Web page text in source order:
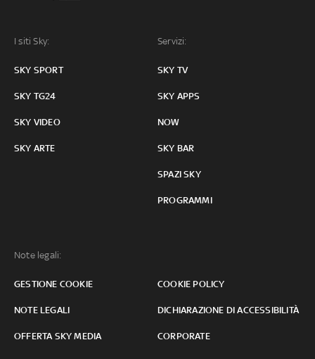
I siti Sky:
SKY SPORT
SKY TG24
SKY VIDEO
SKY ARTE
Servizi:
SKY TV
SKY APPS
NOW
SKY BAR
SPAZI SKY
PROGRAMMI
Note legali:
GESTIONE COOKIE COOKIE POLICY
NOTE LEGALI DICHIARAZIONE DI ACCESSIBILITÀ
OFFERTA SKY MEDIA CORPORATE